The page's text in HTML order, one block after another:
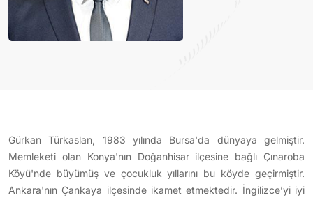
Gürkan Türkaslan, 1983 yılında Bursa'da dünyaya gelmiştir.
Memleketi olan Konya'nın Doğanhisar ilçesine bağlı Çınaroba
Köyü'nde büyümüş ve çocukluk yıllarını bu köyde geçirmiştir.
Ankara'nın Çankaya ilçesinde ikamet etmektedir. İngilizce’yi iyi